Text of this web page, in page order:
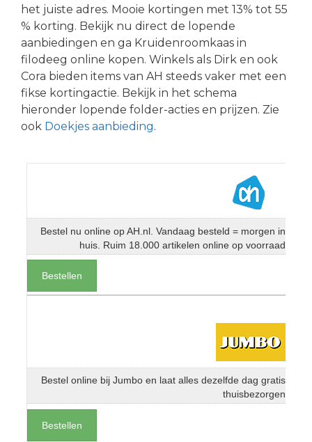
het juiste adres. Mooie kortingen met 13% tot 55
% korting. Bekijk nu direct de lopende
aanbiedingen en ga Kruidenroomkaas in
filodeeg online kopen. Winkels als Dirk en ook
Cora bieden items van AH steeds vaker met een
fikse kortingactie. Bekijk in het schema
hieronder lopende folder-acties en prijzen. Zie
ook Doekjes aanbieding.
Bestel nu online op AH.nl. Vandaag besteld = morgen in
huis. Ruim 18.000 artikelen online op voorraad
Bestellen
Bestel online bij Jumbo en laat alles dezelfde dag gratis
thuisbezorgen
Bestellen